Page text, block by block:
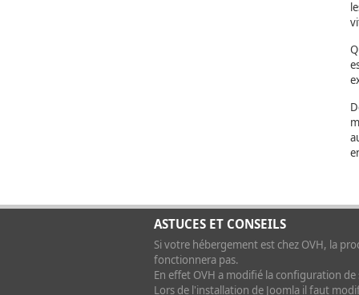
ASTUCES ET CONSEILS
Si votre hébergement est chez OVH, la
fonctionnera pas.
En effet OVH a modifié la configuration
Lors de l'installation de Joomla il faut